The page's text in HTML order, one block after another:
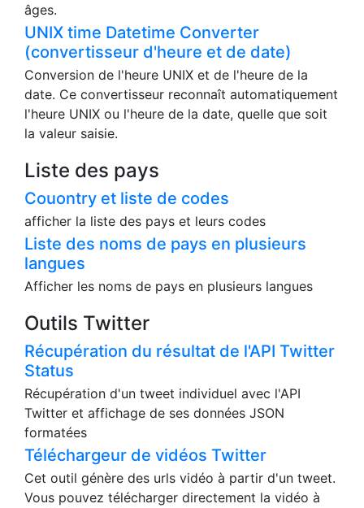
âges.
UNIX time Datetime Converter
(convertisseur d'heure et de date)
Conversion de l'heure UNIX et de l'heure de la
date. Ce convertisseur reconnaît automatiquement
l'heure UNIX ou l'heure de la date, quelle que soit
la valeur saisie.
Liste des pays
Couontry et liste de codes
afficher la liste des pays et leurs codes
Liste des noms de pays en plusieurs
langues
Afficher les noms de pays en plusieurs langues
Outils Twitter
Récupération du résultat de l'API Twitter
Status
Récupération d'un tweet individuel avec l'API
Twitter et affichage de ses données JSON
formatées
Téléchargeur de vidéos Twitter
Cet outil génère des urls vidéo à partir d'un tweet.
Vous pouvez télécharger directement la vidéo à